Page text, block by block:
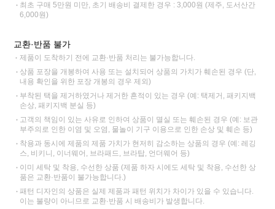
최초 구매 5만원 미만, 초기 배송비 결제한 경우 : 3,000원 (제주, 도서산간
6,000원)
교환·반품 불가
제품이 도착하기 전에 교환·반품 처리는 불가능합니다.
상품 포장을 개봉하여 사용 또는 설치되어 상품의 가치가 훼손된 경우 (단,
내용 확인을 위한 포장 개봉의 경우 제외)
부착된 택을 제거하였거나 제거한 흔적이 있는 경우 (예: 택제거, 패키지백
손상, 패키지백 분실 등)
고객의 책임이 있는 사유로 인하여 상품이 멸실 또는 훼손된 경우 (예: 보관
부주의로 인한 이염 및 오염, 물놀이 기구 이용으로 인한 손상 및 훼손 등)
착용과 동시에 제품의 제품 가치가 현저히 감소하는 상품의 경우 (예: 레깅
스, 비키니, 이너웨어, 브라패드, 브라탑, 언더웨어 등)
이미 세탁 및 착용, 수선한 상품 (제품 하자 시에도 세탁 및 착용, 수선한 상
품은 교환·반품이 불가능합니다.)
패턴 디자인의 상품은 실제 제품과 패턴 위치가 차이가 있을 수 있습니다.
이는 불량이 아니므로 교환·반품 시 배송비가 발생합니다.